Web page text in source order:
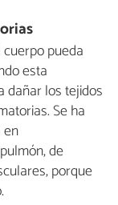
pueda
esta
dañar los tejidos
Se ha
de
porque